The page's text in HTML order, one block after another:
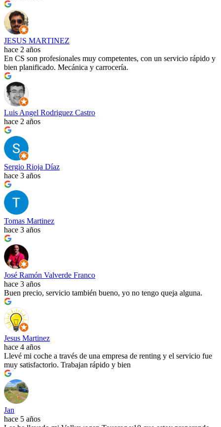
JESUS MARTINEZ
hace 2 años
En CS son profesionales muy competentes, con un servicio rápido y
bien planificado. Mecánica y carrocería.
Luis Angel Rodriguez Castro
hace 2 años
Sergio Rioja Díaz
hace 3 años
Tomas Martinez
hace 3 años
José Ramón Valverde Franco
hace 3 años
Buen precio, servicio también bueno, yo no tengo queja alguna.
Jesus Martinez
hace 4 años
Llevé mi coche a través de una empresa de renting y el servicio fue
muy satisfactorio. Trabajan rápido y bien
Jan
hace 5 años